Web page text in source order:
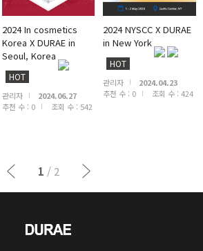
2024 In cosmetics
Korea X DURAE in
Seoul, Korea
HOT
관리자
2024.06.27
추천 수 : 0 조회 수 : 542
2024 NYSCC X DURAE
in New York
HOT
관리자
2024.04.23
추천 수 : 0 조회 수 :424
1 / 2